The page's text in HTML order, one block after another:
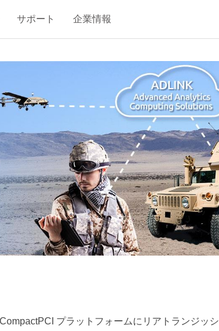
サポート 企業情報
プラットフォームにリアトランジッシ